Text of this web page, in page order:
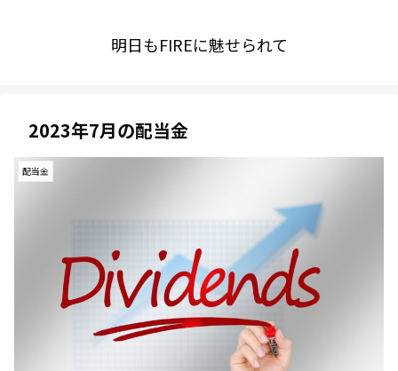
明日もFIREに魅せられて
2023年7月の配当金
配当金